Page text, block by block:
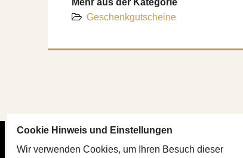
Mehr aus der Kategorie
Geschenkgutscheine
PRODUKTGUIDE
Cookie Hinweis und Einstellungen
Wir verwenden Cookies, um Ihren Besuch dieser